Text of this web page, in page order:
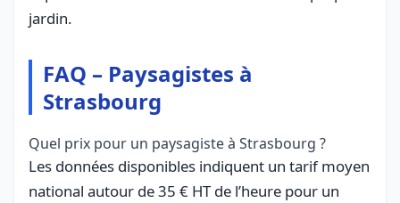
jardin.
FAQ – Paysagistes à
Strasbourg
Quel prix pour un paysagiste à Strasbourg ?
Les données disponibles indiquent un tarif moyen
national autour de 35 € HT de l’heure pour un